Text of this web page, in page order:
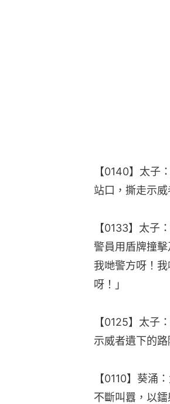
【0140】太子
站口，撕走示
【0133】太子
警員用盾牌撞
我哋警方呀！
呀！」
【0125】太子
示威者遺下的
【0110】葵涌
不斷叫囂，以